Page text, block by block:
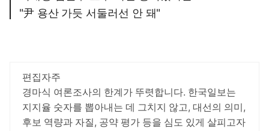
"尹 용산 가듯 서둘러선 안 돼"
편집자주
경마식 여론조사의 한계가 뚜렷합니다. 한국일보는
지지율 숫자를 뽑아내는 데 그치지 않고, 대선의 의미,
후보 역량과 자질, 공약 평가 등을 심도 있게 살피고자